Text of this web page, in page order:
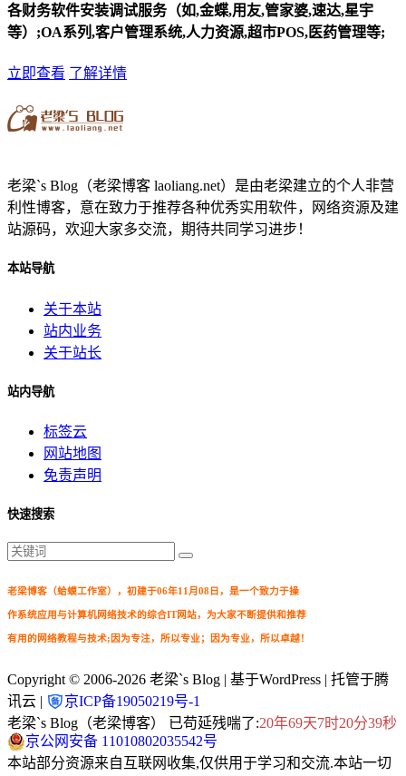
各财务软件安装调试服务（如,金蝶,用友,管家婆,速达,星宇
等）;OA系列,客户管理系统,人力资源,超市POS,医药管理等;
立即查看 了解详情
老梁`s Blog（老梁博客 laoliang.net）是由老梁建立的个人非营
利性博客，意在致力于推荐各种优秀实用软件，网络资源及建
站源码，欢迎大家多交流，期待共同学习进步！
本站导航
关于本站
站内业务
关于站长
站内导航
标签云
网站地图
免责声明
快速搜索
老梁博客（蛤蟆工作室），初建于06年11月08日，是一个致力于操
作系统应用与计算机网络技术的综合IT网站，为大家不断提供和推荐
有用的网络教程与技术;因为专注，所以专业；因为专业，所以卓越！
Copyright © 2006-2026 老梁`s Blog | 基于WordPress | 托管于腾
讯云 |
京ICP备19050219号-1
老梁`s Blog（老梁博客） 已苟延残喘了:20年69天7时20分39秒
京公网安备 11010802035542号
本站部分资源来自互联网收集,仅供用于学习和交流.本站一切